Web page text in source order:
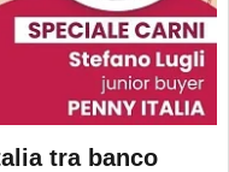
tra banco